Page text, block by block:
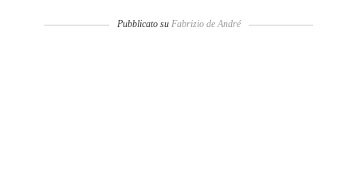
Pubblicato su Fabrizio de André